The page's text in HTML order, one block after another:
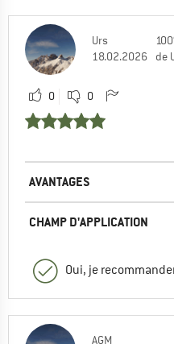
Urs
18.02.2026
de
0 0
AVANTAGES
CHAMP D'APPLICATION
Oui, je
AGM